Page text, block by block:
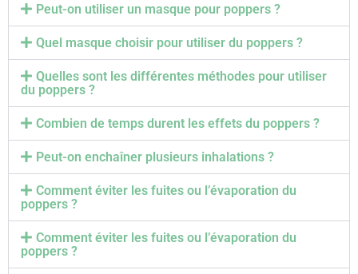
Peut-on utiliser un masque pour poppers ?
Quel masque choisir pour utiliser du poppers ?
Quelles sont les différentes méthodes pour utiliser
du poppers ?
Combien de temps durent les effets du poppers ?
Peut-on enchaîner plusieurs inhalations ?
Comment éviter les fuites ou l’évaporation du
poppers ?
Comment éviter les fuites ou l’évaporation du
poppers ?